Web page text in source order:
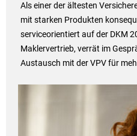
Als einer der ältesten
mit starken Produkten
serviceorientiert auf der DKM
Maklervertrieb, verrät im
Austausch mit der VPV für